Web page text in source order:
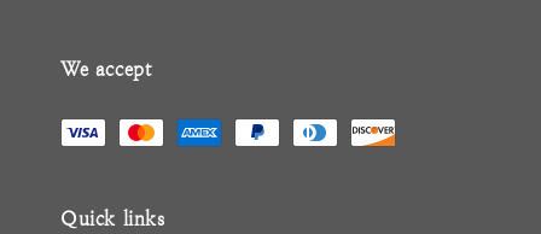
We accept
Quick links